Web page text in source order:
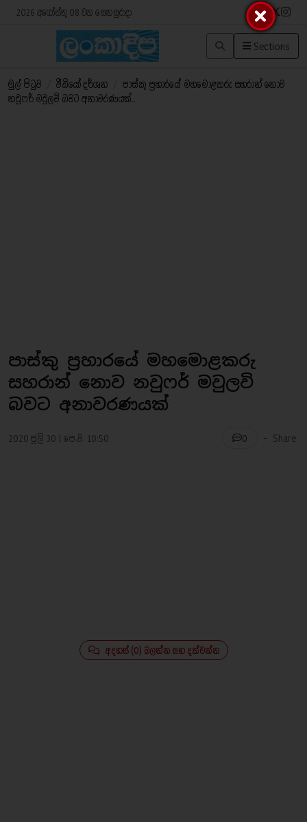
2026 අගෝස්තු 08 වන සෙනසුරාදා
Sections
මුල් පිටුව වීඩියෝ දර්ශන
පාස්කු ප්‍රහාරයේ මහමොළකරු සහරාන් නොව
නවුෆර් මවුලවි බවට අනාවරණයක්..
පාස්කු ප්‍රහාරයේ මහමොළකරු
සහරාන් නොව නවුෆර් මවුලවි
බවට අනාවරණයක්
2020 ජූලි 30 | පෙ.ව. 10:50 0 - Share
අදහස් (0) බලන්න සහ දක්වන්න